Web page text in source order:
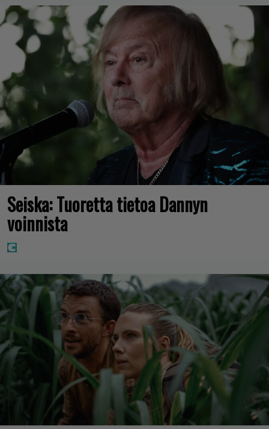
Seiska: Tuoretta tietoa Dannyn
voinnista